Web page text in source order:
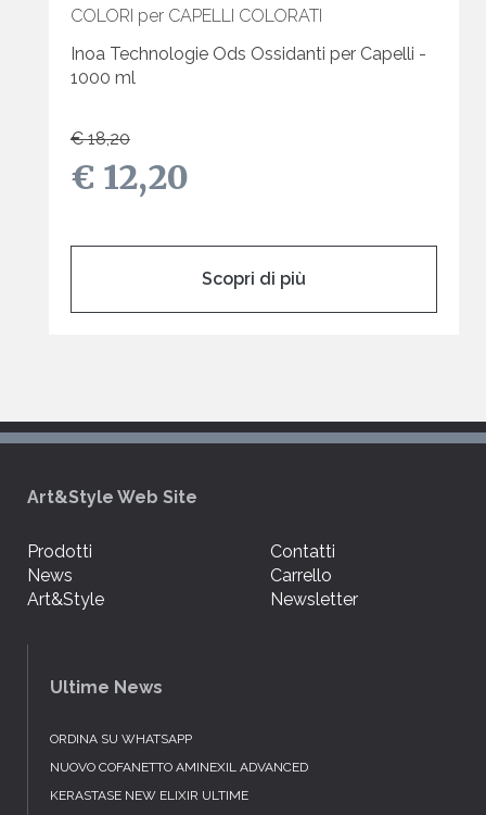
COLORI per CAPELLI COLORATI
Inoa Technologie Ods Ossidanti per Capelli -
1000 ml
€ 18,20
€ 12,20
Scopri di più
Art&Style Web Site
Prodotti
News
Art&Style
Contatti
Carrello
Newsletter
Ultime News
ORDINA SU WHATSAPP
NUOVO COFANETTO AMINEXIL ADVANCED
KERASTASE NEW ELIXIR ULTIME